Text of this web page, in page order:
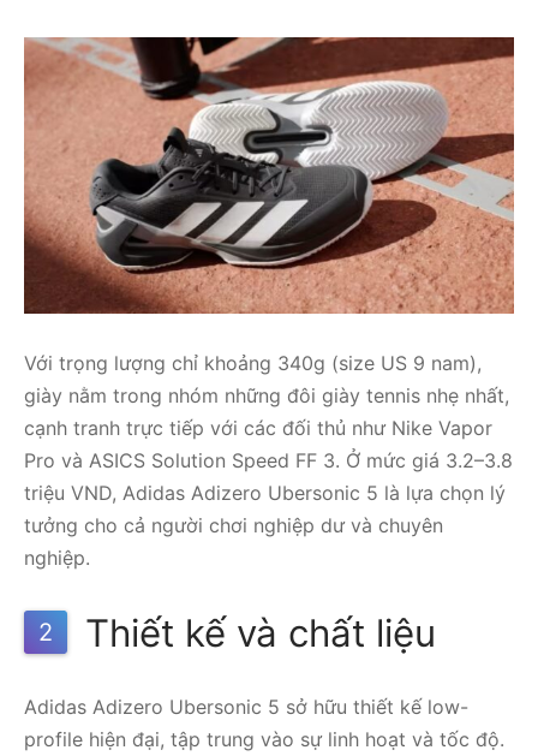
Với trọng lượng chỉ khoảng 340g (size US 9 nam),
giày nằm trong nhóm những đôi giày tennis nhẹ nhất,
cạnh tranh trực tiếp với các đối thủ như Nike Vapor
Pro và ASICS Solution Speed FF 3. Ở mức giá 3.2–3.8
triệu VND, Adidas Adizero Ubersonic 5 là lựa chọn lý
tưởng cho cả người chơi nghiệp dư và chuyên
nghiệp.
2 Thiết kế và chất liệu
Adidas Adizero Ubersonic 5 sở hữu thiết kế low-
profile hiện đại, tập trung vào sự linh hoạt và tốc độ.